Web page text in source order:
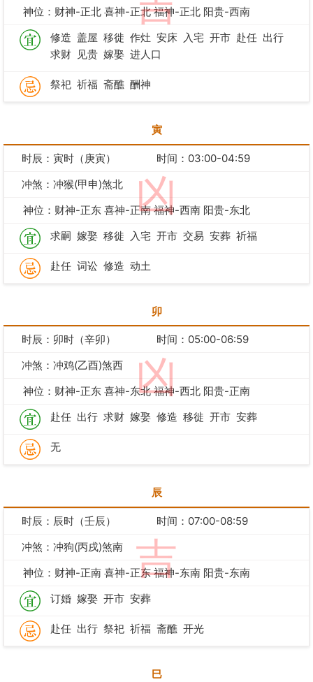
神位：财神-正北 喜神-正北 福神-正北 阳贵-西南
修造 盖屋 移徙 作灶 安床 入宅 开市 赴任 出行
求财 见贵 嫁娶 进人口
祭祀 祈福 斋醮 酬神
寅
凶
时辰：寅时（庚寅）
时间：03:00-04:59
冲煞：冲猴(甲申)煞北
神位：财神-正东 喜神-正南 福神-西南 阳贵-东北
求嗣 嫁娶 移徙 入宅 开市 交易 安葬 祈福
赴任 词讼 修造 动土
卯
凶
时辰：卯时（辛卯）
时间：05:00-06:59
冲煞：冲鸡(乙酉)煞西
神位：财神-正东 喜神-东北 福神-西北 阳贵-正南
赴任 出行 求财 嫁娶 修造 移徙 开市 安葬
无
辰
吉
时辰：辰时（壬辰）
时间：07:00-08:59
冲煞：冲狗(丙戌)煞南
神位：财神-正南 喜神-正东 福神-东南 阳贵-东南
订婚 嫁娶 开市 安葬
赴任 出行 祭祀 祈福 斋醮 开光
巳